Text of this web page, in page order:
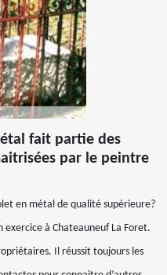
fait partie des
par le peintre
en métal de qualité supérieure?
exercice à Chateauneuf La Foret.
Il réussit toujours les